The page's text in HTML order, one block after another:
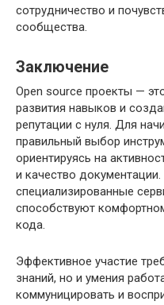
сотрудничество и
сообщества.
Заключение
Open source проекты —
развития навыков и
репутации с нуля. Для
правильный выбор
ориентируясь на
и качество
специализированные
способствуют
кода.
Эффективное участие
знаний, но и умения
коммуницировать и